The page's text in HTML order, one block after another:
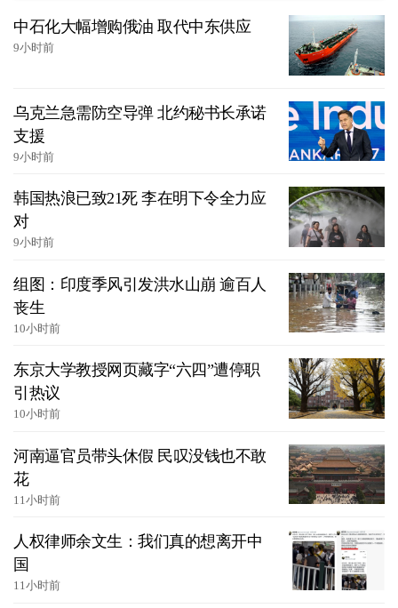
中石化大幅增购俄油 取代中东供应
9小时前
乌克兰急需防空导弹 北约秘书长承诺
支援
9小时前
韩国热浪已致21死 李在明下令全力应
对
9小时前
组图：印度季风引发洪水山崩 逾百人
丧生
10小时前
东京大学教授网页藏字“六四”遭停职
引热议
10小时前
河南逼官员带头休假 民叹没钱也不敢
花
11小时前
人权律师余文生：我们真的想离开中
国
11小时前